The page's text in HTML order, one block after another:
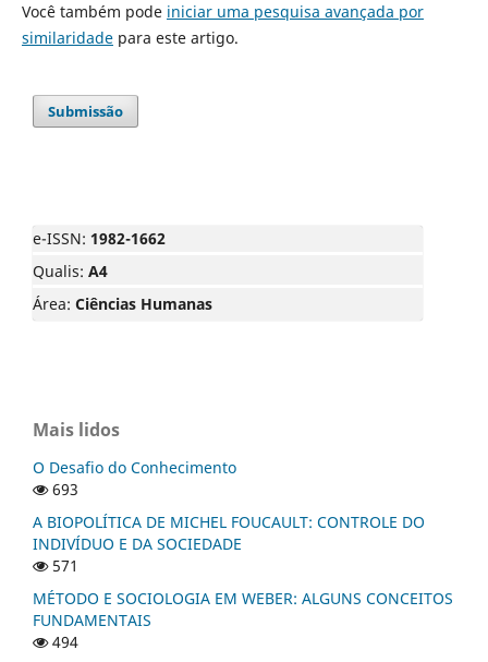
Você também pode iniciar uma pesquisa avançada por
similaridadepara este artigo.
Submissão
e-ISSN: 1982-1662
Qualis: A4
Área: Ciências Humanas
Mais lidos
O Desafio do Conhecimento
693
A BIOPOLÍTICA DE MICHEL FOUCAULT: CONTROLE DO
INDIVÍDUO E DA SOCIEDADE
571
MÉTODO E SOCIOLOGIA EM WEBER: ALGUNS CONCEITOS
FUNDAMENTAIS
494